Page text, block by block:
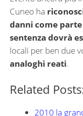
Cuneo ha
danni come
sentenza dovrà
locali per ben due
analoghi reati.
Related
2010 la